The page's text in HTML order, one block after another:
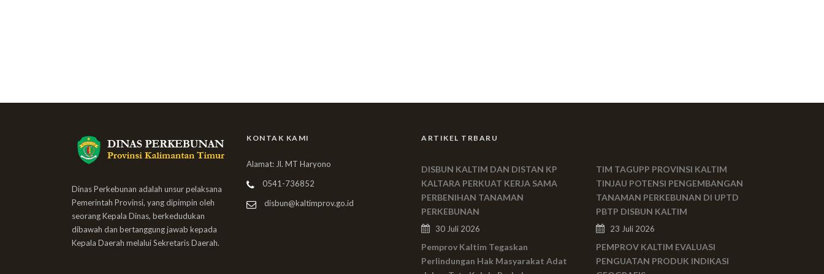
Dinas Perkebunan adalah unsur pelaksana
Pemerintah Provinsi, yang dipimpin oleh
seorang Kepala Dinas, berkedudukan
dibawah dan bertanggung jawab kepada
Kepala Daerah melalui Sekretaris Daerah.
KONTAK KAMI
Alamat: Jl. MT Haryono
0541-736852
disbun@kaltimprov.go.id
ARTIKEL TRBARU
DISBUN KALTIM DAN DISTAN KP
KALTARA PERKUAT KERJA SAMA
PERBENIHAN TANAMAN
PERKEBUNAN
30 Juli 2026
Pemprov Kaltim Tegaskan
Perlindungan Hak Masyarakat Adat
TIM TAGUPP PROVINSI KALTIM
TINJAU POTENSI PENGEMBANGAN
TANAMAN PERKEBUNAN DI UPTD
PBTP DISBUN KALTIM
23 Juli 2026
PEMPROV KALTIM EVALUASI
PENGUATAN PRODUK INDIKASI